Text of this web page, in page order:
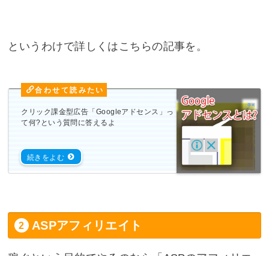
というわけで詳しくはこちらの記事を。
クリック課金型広告「Googleアドセンス」っ
て何?という質問に答えるよ
ASPアフィリエイト